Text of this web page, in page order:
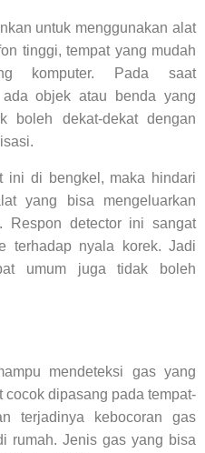
untuk menggunakan alat
tinggi, tempat yang mudah
komputer. Pada saat
objek atau benda yang
boleh dekat-dekat dengan
ini di bengkel, maka hindari
yang bisa mengeluarkan
Respon detector ini sangat
terhadap nyala korek. Jadi
umum juga tidak boleh
mendeteksi gas yang
cocok dipasang pada tempat-
terjadinya kebocoran gas
rumah. Jenis gas yang bisa